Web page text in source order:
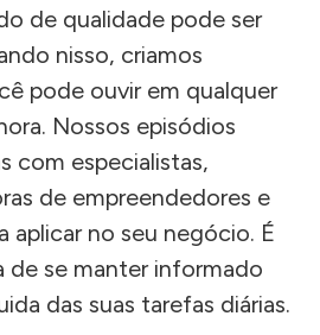
de qualidade pode ser
nisso, criamos
pode ouvir em qualquer
Nossos episódios
com especialistas,
de empreendedores e
aplicar no seu negócio. É
de se manter informado
das suas tarefas diárias.